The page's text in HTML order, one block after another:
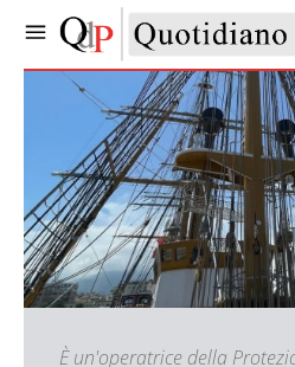
È un'operatrice della